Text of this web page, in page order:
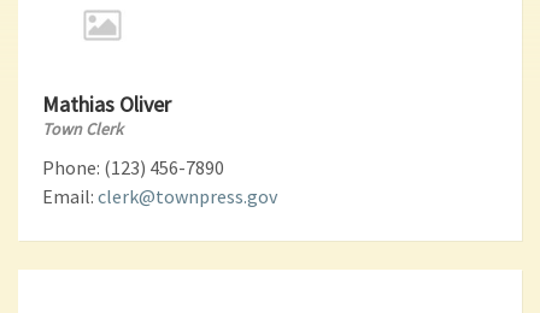
Mathias Oliver
Town Clerk
Phone: (123) 456-7890
Email: clerk@townpress.gov